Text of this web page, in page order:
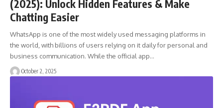
(2025): Unlock Hidden Features & Make
Chatting Easier
WhatsApp is one of the most widely used messaging platforms in
the world, with billions of users relying on it daily for personal and
business communication. While the official app…
October 2, 2025